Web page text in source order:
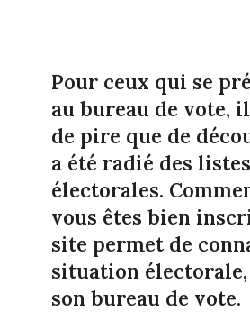
Pour ceux qui se
au bureau de vote,
de pire que de
a été radié des listes
électorales.
vous êtes bien
site permet de
situation
son bureau de vote.